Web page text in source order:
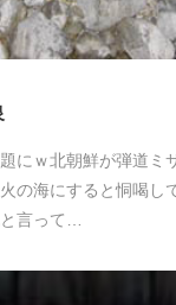
にｗ北朝鮮が弾道ミ
の海にすると恫喝し
言って…